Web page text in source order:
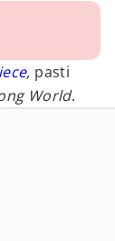
, pasti
World.